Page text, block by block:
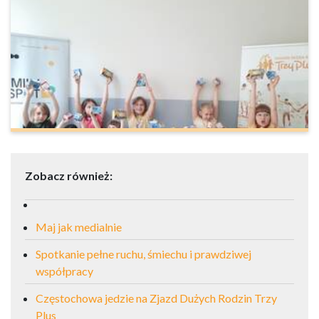
Zobacz również:
Maj jak medialnie
Spotkanie pełne ruchu, śmiechu i prawdziwej
współpracy
Częstochowa jedzie na Zjazd Dużych Rodzin Trzy
Plus